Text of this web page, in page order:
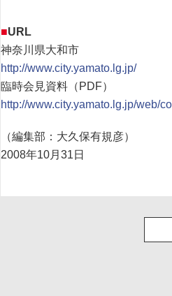
■URL
神奈川県大和市
http://www.city.yamato.lg.jp/
臨時会見資料（PDF）
http://www.city.yamato.lg.jp/web/
（編集部：大久保有規彦）
2008年10月31日